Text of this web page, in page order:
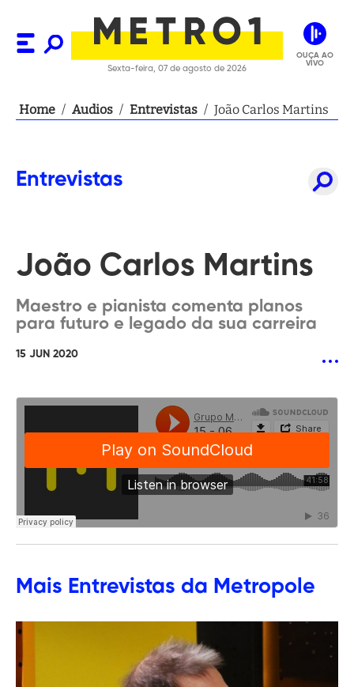
Sexta-feira, 07 de agosto de 2026
OUÇA AO
VIVO
Home / Audios / Entrevistas / João Carlos Martins
Entrevistas
João Carlos Martins
Maestro e pianista comenta planos
para futuro e legado da sua carreira
15 JUN 2020
Mais Entrevistas da Metropole